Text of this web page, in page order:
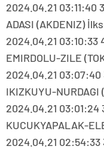
2024.04.21 03:11:40
ADASI (AKDENIZ)
2024.04.21 03:10:33
EMIRDOLU-ZILE
2024.04.21 03:07:40
IKIZKUYU-NURDAGI
2024.04.21 03:01:24
KUCUKYAPALAK-
2024.04.21 02:54:33